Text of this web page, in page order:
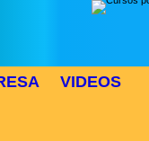
VIDEOS